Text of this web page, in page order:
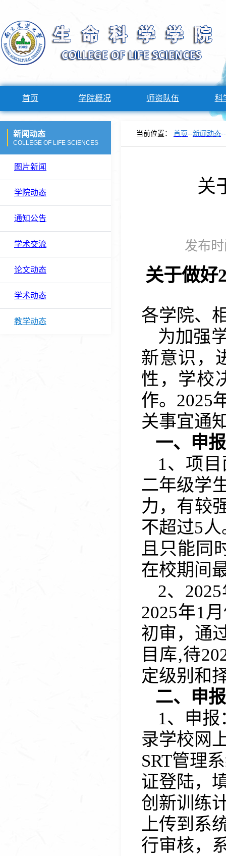
首页 学院概况 师资队伍 科
新闻动态
COLLEGE OF LIFE SCIENCES
图片新闻
学院动态
通知公告
学术交流
论文动态
学术动态
教学动态
当前位置： 首页--新闻动态--
关
发布
关于做好
各学院、
为加强
新意识，
性，学校
作。2025
关事宜通
一、申
1、 项目
二年级学
力，有较
不超过5人
且只能同
在校期间
2、 2025
2025年1
初审，通
目库,待
定级别 和
二、申
1、申
录学校网
SRT管理
证登陆，
创新训练
上传到系
行审核，